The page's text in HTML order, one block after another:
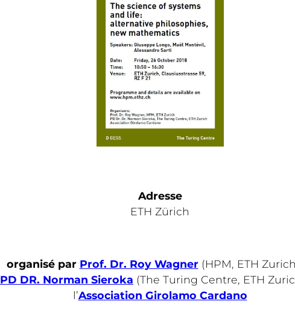
Adresse
ETH Zürich
organisé par Prof. Dr. Roy Wagner(HPM, ETH
PD DR. Norman Sieroka (The Turing Centre, ETH
l’Association Girolamo Cardano